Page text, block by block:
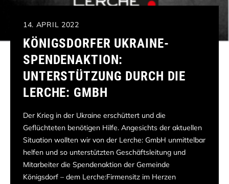
14. APRIL 2022
KÖNIGSDORFER UKRAINE-
SPENDENAKTION:
UNTERSTÜTZUNG DURCH DIE
LERCHE: GMBH
Der Krieg in der Ukraine erschüttert und die
Geflüchteten benötigen Hilfe. Angesichts der aktuellen
Situation wollten wir von der Lerche: GmbH unmittelbar
helfen und so unterstützten Geschäftsleitung und
Mitarbeiter die Spendenaktion der Gemeinde
Königsdorf – dem Lerche:Firmensitz im Herzen